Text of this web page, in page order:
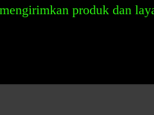
produk dan